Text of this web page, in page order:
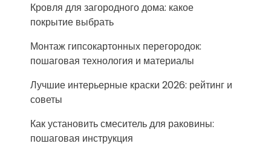
Кровля для загородного дома: какое
покрытие выбрать
Монтаж гипсокартонных перегородок:
пошаговая технология и материалы
Лучшие интерьерные краски 2026: рейтинг и
советы
Как установить смеситель для раковины:
пошаговая инструкция